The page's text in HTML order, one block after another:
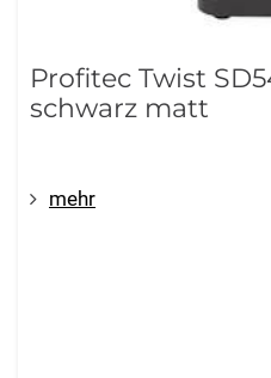
Profitec Twist
schwarz matt
mehr